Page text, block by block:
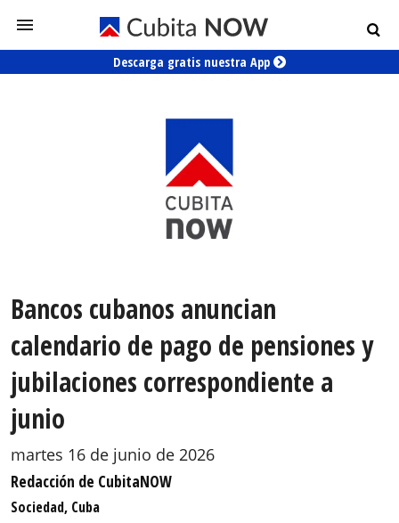
Descarga gratis nuestra App
Bancos cubanos anuncian
calendario de pago de pensiones y
jubilaciones correspondiente a
junio
martes 16 de junio de 2026
Redacción de CubitaNOW
Sociedad, Cuba